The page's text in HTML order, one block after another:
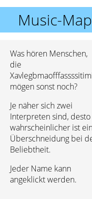
Music-Map
Was hören Menschen,
die
mögen sonst noch?
Je näher sich zwei
Interpreten sind, desto
wahrscheinlicher ist
Überschneidung bei
Beliebtheit.
Jeder Name kann
angeklickt werden.